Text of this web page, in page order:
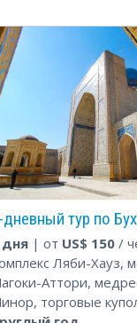
дневный тур по
дня | от US$ 150 /
Ляби-Хауз,
Аттори,
торговые